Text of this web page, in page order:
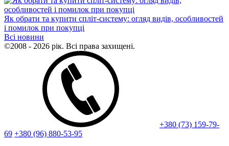
Як обрати та купити спліт-систему: огляд видів, особливостей
і помилок при покупці
Всі новини
©2008 - 2026 рік. Всі права захищені.
+380 (73) 159-79-
69 +380 (96) 880-53-95